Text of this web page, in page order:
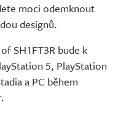
moci odemknout
designů.
SH1FT3R bude k
5, PlayStation
a PC během